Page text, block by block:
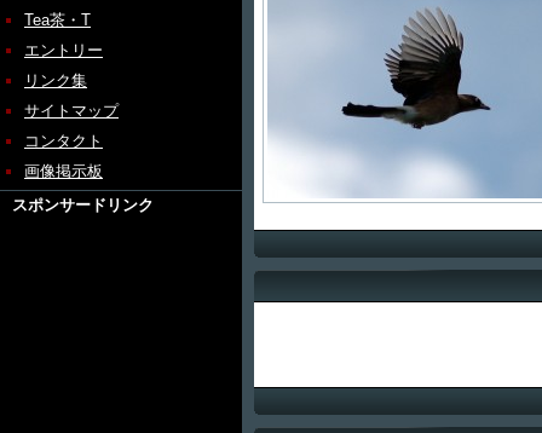
Tea茶・T
エントリー
リンク集
サイトマップ
コンタクト
画像掲示板
スポンサードリンク